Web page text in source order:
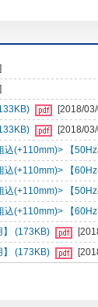
[2018/
[2018/
込(+110mm)> 【
込(+110mm)> 【
込(+110mm)> 【
込(+110mm)> 【
】 (173KB)
】 (173KB)